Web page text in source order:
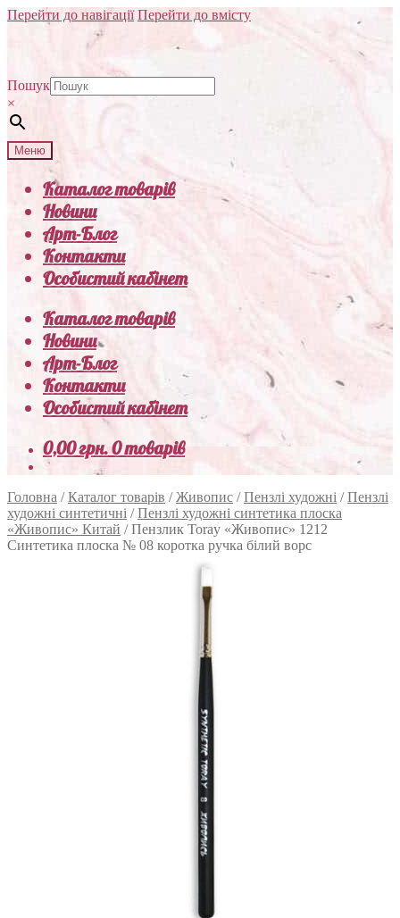
Перейти до навігації Перейти до вмісту
Пошук
×
Меню
Каталог товарів
Новини
Арт-Блог
Контакти
Особистий кабінет
Каталог товарів
Новини
Арт-Блог
Контакти
Особистий кабінет
0,00грн.0 товарів
Головна /Каталог товарів /Живопис /Пензлі художні /Пензлі
художні синтетичні /Пензлі художні синтетика плоска
«Живопис» Китай /Пензлик Toray «Живопис» 1212
Синтетика плоска № 08 коротка ручка білий ворс